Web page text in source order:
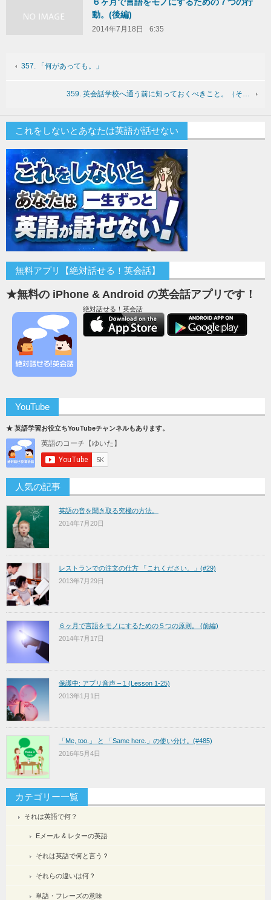
動。(後編)
2014年7月18日 6:35
357. 「何があっても。」
359. 英会話学校へ通う前に知っておくべきこと。（そ…
これをしないとあなたは英語が話せない
無料アプリ【絶対話せる！英会話】
★無料の iPhone & Android の英会話アプリです！
絶対話せる！英会話
YouTube
★ 英語学習お役立ちYouTubeチャンネルもあります。
人気の記事
英語の音を聞き取る究極の方法。
2014年7月20日
レストランでの注文の仕方 「これください。」(#29)
2013年7月29日
６ヶ月で言語をモノにするための５つの原則。 (前編)
2014年7月17日
保護中: アプリ音声 – 1 (Lesson 1-25)
2013年1月1日
「Me, too.」 と 「Same here.」の使い分け。(#485)
2016年5月4日
カテゴリー一覧
それは英語で何？
Eメール & レターの英語
それは英語で何と言う？
それらの違いは何？
単語・フレーズの意味